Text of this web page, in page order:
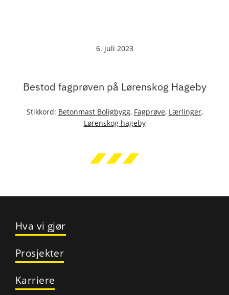
6. juli 2023
Bestod fagprøven på Lørenskog Hageby
Stikkord: Betonmast Boligbygg, Fagprøve, Lærlinger,
Lørenskog hageby
Hva vi gjør
Prosjekter
Karriere